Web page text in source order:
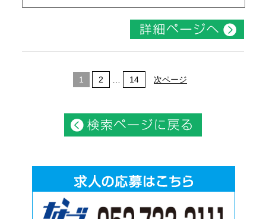
1 2 14 次ページ